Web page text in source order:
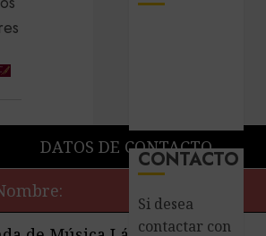
DATOS DE CONTACTO
CONTACTO
Si desea
contactar con